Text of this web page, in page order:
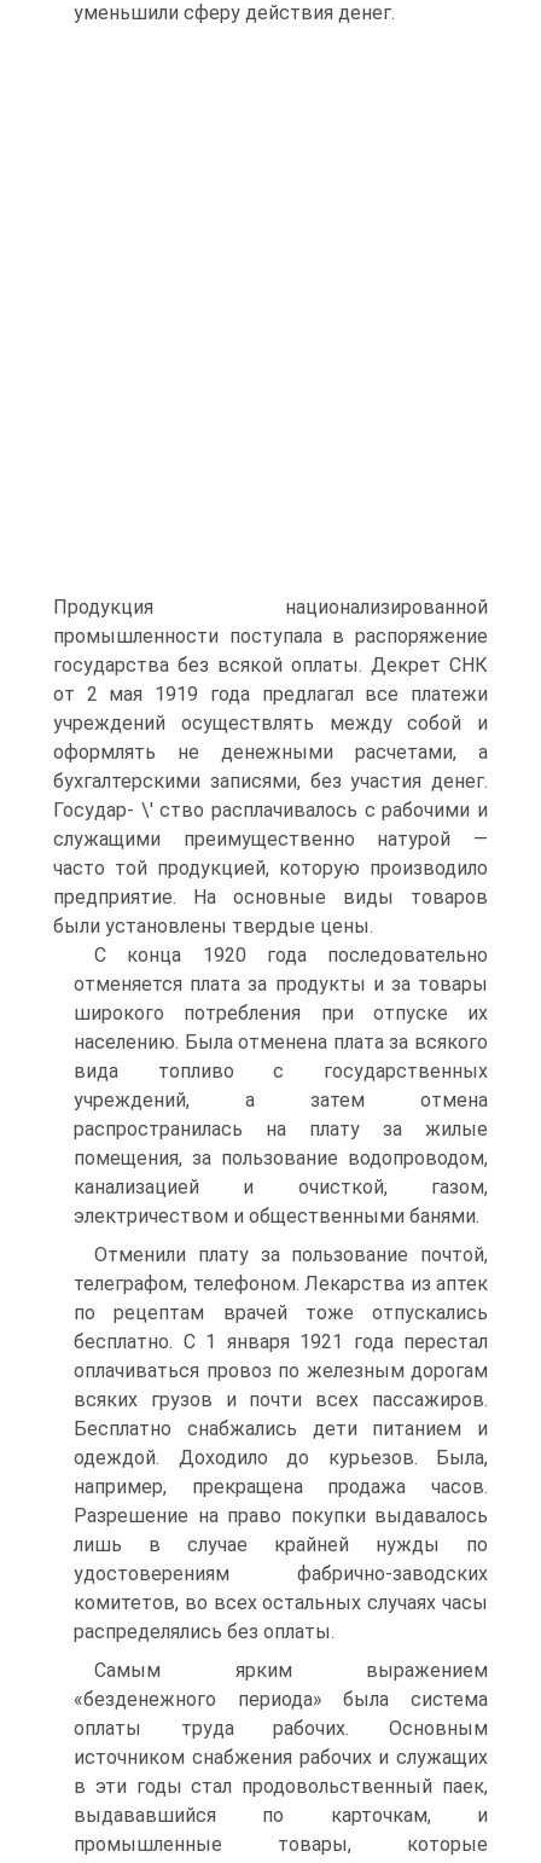
уменьшили сферу действия денег.
Продукция национализированной
промышленности поступала в распоряжение
государства без всякой оплаты. Декрет СНК
от 2 мая 1919 года предлагал все платежи
учреждений осуществлять между собой и
оформлять не денежными расчетами, а
бухгалтерскими записями, без участия денег.
Государ- \' ство расплачивалось с рабочими и
служащими преимущественно натурой —
часто той продукцией, которую производило
предприятие. На основные виды товаров
были установлены твердые цены.
С конца 1920 года последовательно
отменяется плата за продукты и за товары
широкого потребления при отпуске их
населению. Была отменена плата за всякого
вида топливо с государственных
учреждений, а затем отмена
распространилась на плату за жилые
помещения, за пользование водопроводом,
канализацией и очисткой, газом,
электричеством и общественными банями.
Отменили плату за пользование почтой,
телеграфом, телефоном. Лекарства из аптек
по рецептам врачей тоже отпускались
бесплатно. С 1 января 1921 года перестал
оплачиваться провоз по железным дорогам
всяких грузов и почти всех пассажиров.
Бесплатно снабжались дети питанием и
одеждой. Доходило до курьезов. Была,
например, прекращена продажа часов.
Разрешение на право покупки выдавалось
лишь в случае крайней нужды по
удостоверениям фабрично-заводских
комитетов, во всех остальных случаях часы
распределялись без оплаты.
Самым ярким выражением
«безденежного периода» была система
оплаты труда рабочих. Основным
источником снабжения рабочих и служащих
в эти годы стал продовольственный паек,
выдававшийся по карточкам, и
промышленные товары, которые